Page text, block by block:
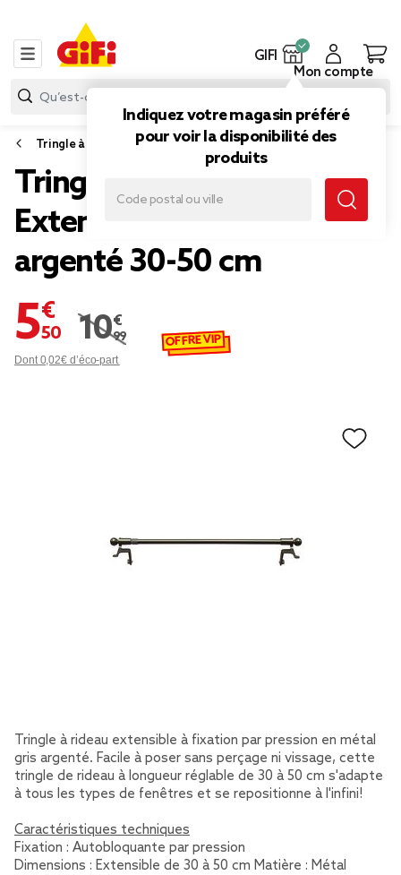
GIFI
Indiquez votre magasin préféré
pour voir la disponibilité des
produits
Mon compte
Tringle à rideau
Tringle à pression
Extensible Métal Gris
argenté 30-50 cm
5,50 €
Prix remisé de 10,99 € à 5,50 €
10,99 €
Dont 0,02€ d’éco-part
OFFRE VIP
Tringle à rideau extensible à fixation par pression en métal
gris argenté. Facile à poser sans perçage ni vissage, cette
tringle de rideau à longueur réglable de 30 à 50 cm s'adapte
à tous les types de fenêtres et se repositionne à l'infini!
Caractéristiques techniques
Fixation : Autobloquante par pression
Dimensions : Extensible de 30 à 50 cm Matière : Métal